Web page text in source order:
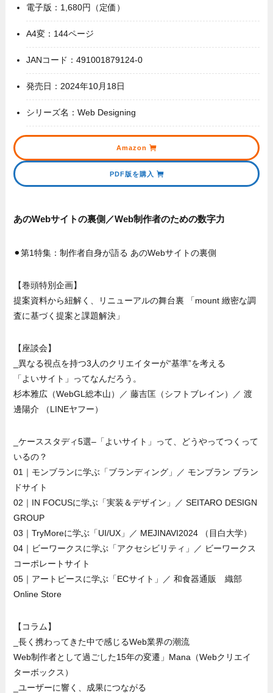
電子版：1,680円（定価）
A4変：144ページ
JANコード：491001879124-0
発売日：2024年10月18日
シリーズ名：Web Designing
Amazon
PDF版を購入
あのWebサイトの裏側／Web制作者のための数字力
⚫︎第1特集：制作者自身が語る あのWebサイトの裏側
【巻頭特別企画】
提案資料から紐解く、リニューアルの舞台裏 「mount 緻密な調
査に基づく提案と課題解決」
【座談会】
_異なる視点を持つ3人のクリエイターが“基準”を考える
「よいサイト」ってなんだろう。
杉本雅広（WebGL総本山）／ 藤吉匡（シフトブレイン）／ 渡
邊陽介 （LINEヤフー）
_ケーススタディ5選–「よいサイト」って、どうやってつくって
いるの？
01｜モンブランに学ぶ「ブランディング」／ モンブラン ブラン
ドサイト
02｜IN FOCUSに学ぶ「実装＆デザイン」／ SEITARO DESIGN
GROUP
03｜TryMoreに学ぶ「UI/UX」／ MEJINAVI2024 （目白大学）
04｜ビーワークスに学ぶ「アクセシビリティ」／ ビーワークス
コーポレートサイト
05｜アートピースに学ぶ「ECサイト」／ 和食器通販 織部
Online Store
【コラム】
_長く携わってきた中で感じるWeb業界の潮流
Web制作者として過ごした15年の変遷」Mana（Webクリエイ
ターボックス）
_ユーザーに響く、成果につながる